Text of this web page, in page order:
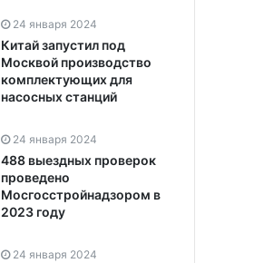
24 января 2024
Китай запустил под
Москвой производство
комплектующих для
насосных станций
24 января 2024
488 выездных проверок
проведено
Мосгосстройнадзором в
2023 году
24 января 2024